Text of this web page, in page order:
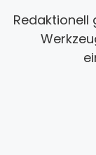
Redaktionell